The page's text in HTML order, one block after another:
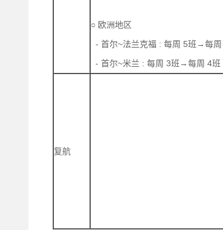
○ 欧洲地区
- 首尔~法兰克福 : 每周 5班→每
- 首尔~米兰 : 每周 3班→每周 4班
复航